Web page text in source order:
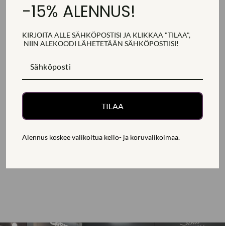
EDBLAD ENSO
-15% ALENNUS!
KIRJOITA ALLE SÄHKÖPOSTISI JA KLIKKAA "TILAA",
NIIN ALEKOODI LÄHETETÄÄN SÄHKÖPOSTIISI!
TILAA
Alennus koskee valikoitua kello- ja koruvalikoimaa.